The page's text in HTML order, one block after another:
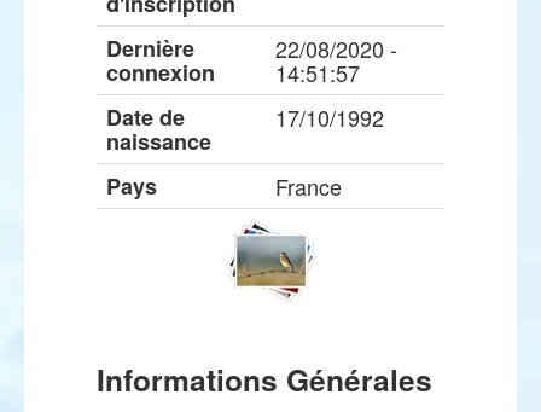
Dernière
connexion
22/08/2020 -
14:51:57
Date de
naissance
17/10/1992
Pays France
Informations Générales